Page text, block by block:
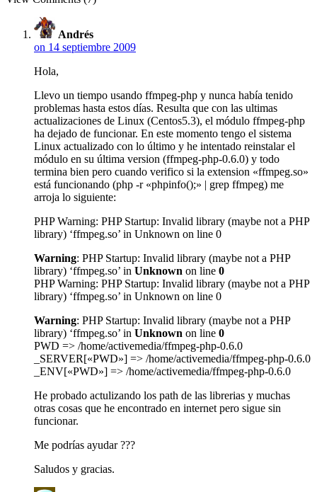
Andrés
on 14 septiembre 2009
Hola,
Llevo un tiempo usando ffmpeg-php y nunca había tenido
problemas hasta estos días. Resulta que con las ultimas
actualizaciones de Linux (Centos5.3), el módulo ffmpeg-php
ha dejado de funcionar. En este momento tengo el sistema
Linux actualizado con lo último y he intentado reinstalar el
módulo en su última version (ffmpeg-php-0.6.0) y todo
termina bien pero cuando verifico si la extension «ffmpeg.so»
está funcionando (php -r «phpinfo();» | grep ffmpeg) me
arroja lo siguiente:
PHP Warning: PHP Startup: Invalid library (maybe not a PHP
library) ‘ffmpeg.so’ in Unknown on line 0
Warning: PHP Startup: Invalid library (maybe not a PHP
library) ‘ffmpeg.so’ in Unknown on line 0
PHP Warning: PHP Startup: Invalid library (maybe not a PHP
library) ‘ffmpeg.so’ in Unknown on line 0
Warning: PHP Startup: Invalid library (maybe not a PHP
library) ‘ffmpeg.so’ in Unknown on line 0
PWD => /home/activemedia/ffmpeg-php-0.6.0
_SERVER[«PWD»] => /home/activemedia/ffmpeg-php-0.6.0
_ENV[«PWD»] => /home/activemedia/ffmpeg-php-0.6.0
He probado actulizando los path de las librerias y muchas
otras cosas que he encontrado en internet pero sigue sin
funcionar.
Me podrías ayudar ???
Saludos y gracias.